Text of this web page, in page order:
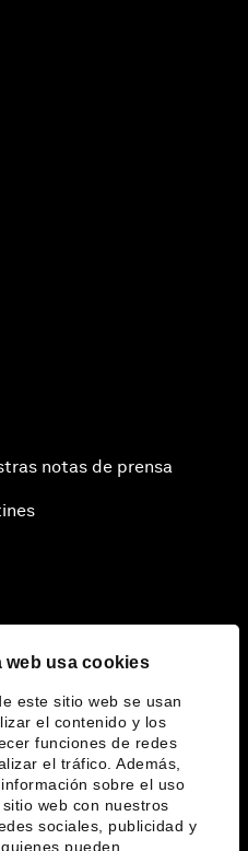
web usa cookies
este sitio web se usan
el contenido y los
funciones de redes
el tráfico. Además,
sobre el uso
web con nuestros
sociales, publicidad y
pueden
notas de prensa